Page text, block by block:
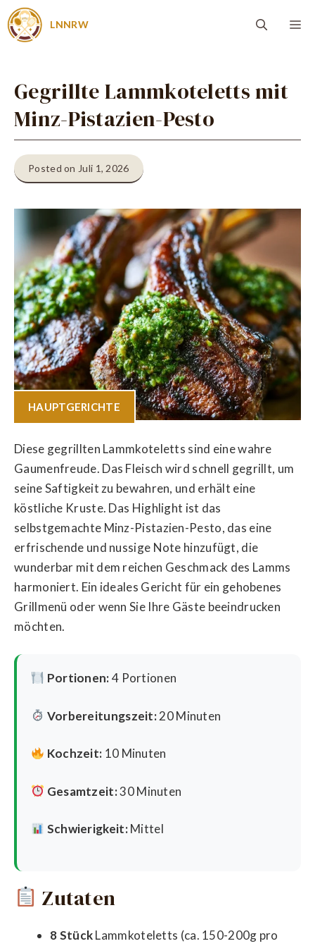
Zum
Inhalt
LNNRW
Gegrillte Lammkoteletts mit
Minz-Pistazien-Pesto
Posted on Juli 1, 2026
HAUPTGERICHTE
Diese gegrillten Lammkoteletts sind eine wahre
Gaumenfreude. Das Fleisch wird schnell gegrillt, um
seine Saftigkeit zu bewahren, und erhält eine
köstliche Kruste. Das Highlight ist das
selbstgemachte Minz-Pistazien-Pesto, das eine
erfrischende und nussige Note hinzufügt, die
wunderbar mit dem reichen Geschmack des Lamms
harmoniert. Ein ideales Gericht für ein gehobenes
Grillmenü oder wenn Sie Ihre Gäste beeindrucken
möchten.
Portionen:4 Portionen
Vorbereitungszeit:20 Minuten
Kochzeit: 10 Minuten
Gesamtzeit:30 Minuten
Schwierigkeit:Mittel
Zutaten
8 StückLammkoteletts (ca. 150-200g pro